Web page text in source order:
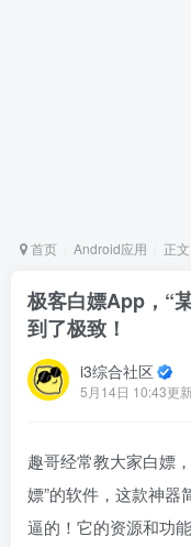
首页 Android应用 正文
极客白嫖App，“
到了极致！
i3综合社区
5月14日 10:43更
趣哥经常教大家白嫖
嫖”的软件，这款神器
逼的！它的资源和功